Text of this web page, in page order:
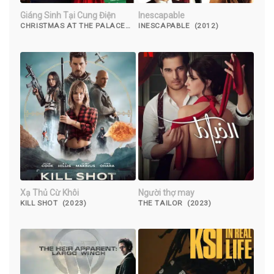
Giáng Sinh Tại Cung Điện
CHRISTMAS AT THE PALACE
Inescapable
INESCAPABLE (2012)
Xạ Thủ Cừ Khôi
KILL SHOT (2023)
Người thợ may
THE TAILOR (2023)